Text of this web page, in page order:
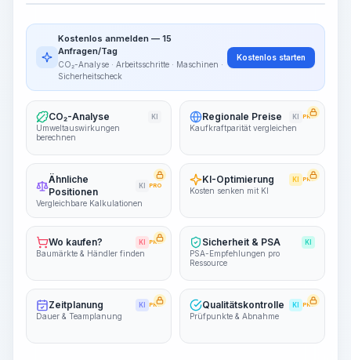
~15-30 Sek.
Kostenlos anmelden — 15
Anfragen/Tag
CO₂-Analyse · Arbeitsschritte · Maschinen ·
Sicherheitscheck
Kostenlos starten
CO₂-Analyse KI
Umweltauswirkungen
berechnen
Regionale Preise KI PRO
Kaufkraftparität vergleichen
Ähnliche
Positionen
KI PRO
Vergleichbare Kalkulationen
KI-Optimierung KI PRO
Kosten senken mit KI
Wo kaufen? KI PRO
Baumärkte & Händler finden
Sicherheit & PSA KI
PSA-Empfehlungen pro
Ressource
Zeitplanung KI PRO
Dauer & Teamplanung
Qualitätskontrolle KI PRO
Prüfpunkte & Abnahme